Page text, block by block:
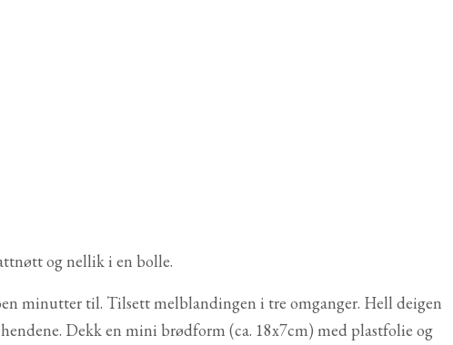
og nellik i en bolle.
minutter til. Tilsett melblandingen i tre omganger. Hell deigen
Dekk en mini brødform (ca. 18x7cm) med plastfolie og